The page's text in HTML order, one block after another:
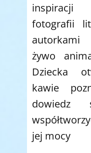
fotografii
żywo
Dziecka
kawie
dowiedz
jej mocy